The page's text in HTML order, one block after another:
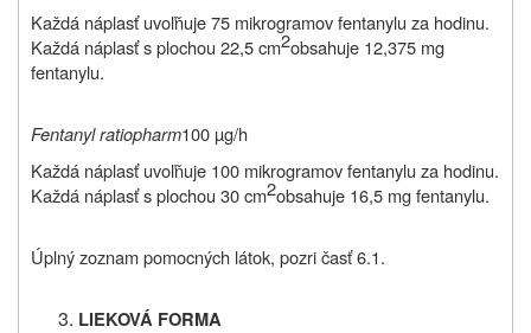
Každá náplasť uvoľňuje 75 mikrogramov fentanylu za hodinu.
Každá náplasť s plochou 22,5 cm2obsahuje 12,375 mg
fentanylu.
Fentanyl ratiopharm100 µg/h
Každá náplasť uvoľňuje 100 mikrogramov fentanylu za hodinu.
Každá náplasť s plochou 30 cm2obsahuje 16,5 mg fentanylu.
Úplný zoznam pomocných látok, pozri časť 6.1.
LIEKOVÁ FORMA